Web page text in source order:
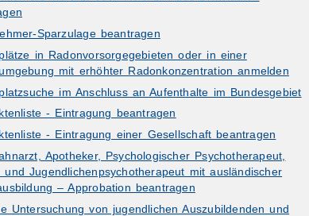
Sparzulage beantragen
in Radonvorsorgegebieten oder in einer
mit erhöhter Radonkonzentration anmelden
im Anschluss an Aufenthalte im Bundesgebiet
- Eintragung beantragen
- Eintragung einer Gesellschaft beantragen
Apotheker, Psychologischer Psychotherapeut,
und Jugendlichenpsychotherapeut mit ausländischer
– Approbation beantragen
Untersuchung von jugendlichen Auszubildenden und